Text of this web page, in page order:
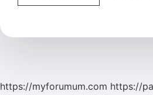
Teslim
Masrafları
https://myforumum.com https://